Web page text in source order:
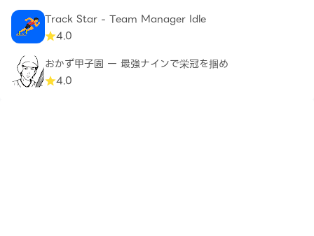
Track Star - Team Manager Idle
4.0
おかず甲子園 一 最強ナインで栄冠を掴め
4.0